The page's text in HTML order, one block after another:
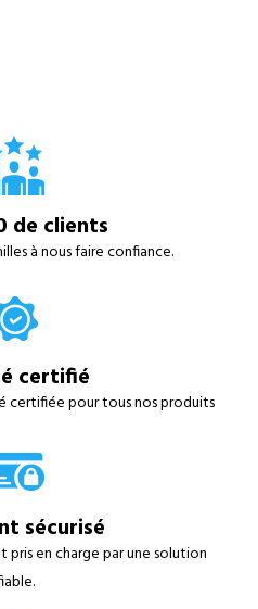
de clients
à nous faire confiance.
certifié
certifiée pour tous nos produits
sécurisé
pris en charge par une solution